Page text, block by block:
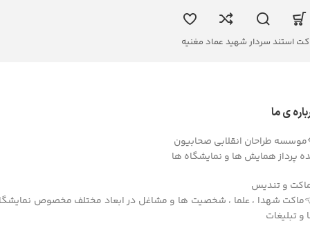
استند سردار شهید عماد مغنیه
ی ما
طراحان انقلابی صحابیون
پرداز همایش ها و نمایشگاه ها
و تندیس
شهدا ، علما ، شخصیت ها و مشاغل در ابعاد مختلف مخصوص
و تبلیغات